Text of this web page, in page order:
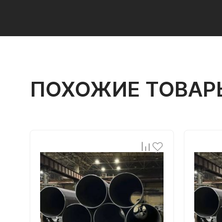
ПОХОЖИЕ